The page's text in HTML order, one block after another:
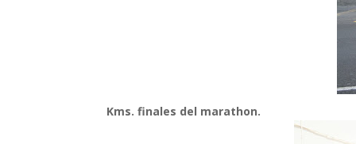
Kms. finales del marathon.